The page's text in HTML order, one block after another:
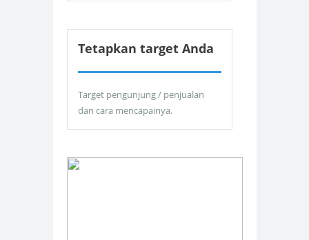
Tetapkan target Anda
Target pengunjung / penjualan
dan cara mencapainya.